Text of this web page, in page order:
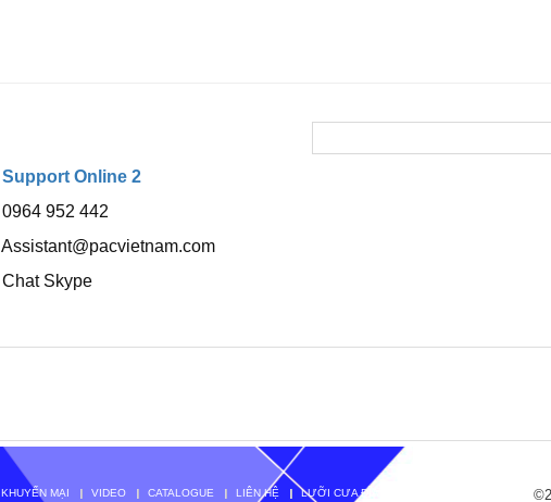
Support Online 2
0964 952 442
Assistant@pacvietnam.com
Chat Skype
KHUYẾN MẠI VIDEO CATALOGUE LIÊN HỆ LƯỠI CƯA ĐĨA TENRYU